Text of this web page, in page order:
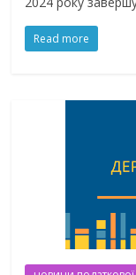
Read more